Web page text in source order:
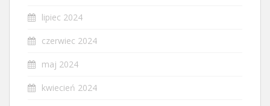
lipiec 2024
czerwiec 2024
maj 2024
kwiecień 2024